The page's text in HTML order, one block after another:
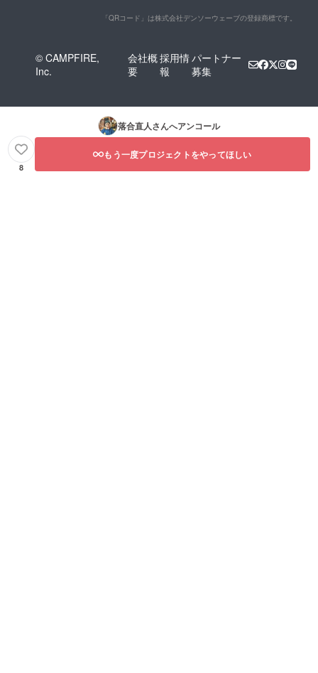
「QRコード」は株式会社デンソーウェーブの登録商標です。
© CAMPFIRE,
Inc.
会社概
要
採用情
報
パートナー
募集
落合直人さんへアンコール
8
もう一度プロジェクトをやってほしい